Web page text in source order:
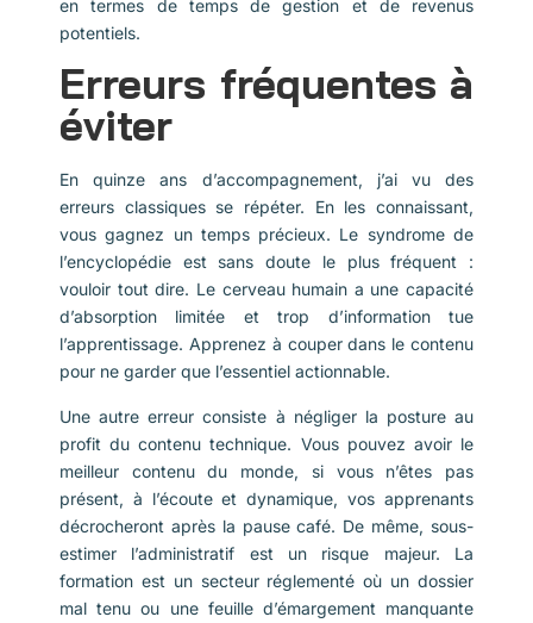
en termes de temps de gestion et de revenus
potentiels.
Erreurs fréquentes à
éviter
En quinze ans d’accompagnement, j’ai vu des
erreurs classiques se répéter. En les connaissant,
vous gagnez un temps précieux. Le syndrome de
l’encyclopédie est sans doute le plus fréquent :
vouloir tout dire. Le cerveau humain a une capacité
d’absorption limitée et trop d’information tue
l’apprentissage. Apprenez à couper dans le contenu
pour ne garder que l’essentiel actionnable.
Une autre erreur consiste à négliger la posture au
profit du contenu technique. Vous pouvez avoir le
meilleur contenu du monde, si vous n’êtes pas
présent, à l’écoute et dynamique, vos apprenants
décrocheront après la pause café. De même, sous-
estimer l’administratif est un risque majeur. La
formation est un secteur réglementé où un dossier
mal tenu ou une feuille d’émargement manquante